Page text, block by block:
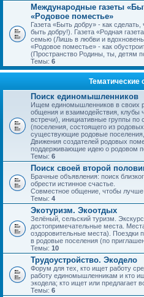
Международные газеты
«Родовое поместье»
Газета «Быть добру» - как
быть добру!). Газета «Родная
семью (Лишь в любви и
«Родовое поместье» - как
(Пространство Родины, ты, детям
Темы: 6
Тематические
Поиск единомышленников
Ищем единомышленников в своих
общения и взаимодействия, клубы
встречи), инициативные группы по
(поселения, состоящего из
существующие родовые
Движения создателей родовых
поддерживающие идею о родовом
Темы: 6
Поиск своей второй
Брачные объявления: поиск
обрести истинное счастье.
Совместное общение, чтобы лучше
Темы: 4
Экотуризм. Экоотдых
Зелёный, сельский туризм.
достопримечательные места.
оздоровительные места).
в родовые поселения (по
Темы: 10
Трудоустройство. Экодело
Форум для тех, кто ищет работу
работу единомышленникам и кто
экодела; кто ищет или предлагает
Темы: 6